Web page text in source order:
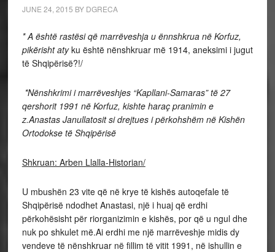
JUNE 24, 2015 BY DGRECA
* A është rastësi që marrëveshja u ënnshkrua në Korfuz,
pikërisht atyku është nënshkruar më 1914, aneksimi i jugut
të Shqipërisë?!/
*Nënshkrimi i marrëveshjes “Kapllani-Samaras” të 27
qershorit 1991 në Korfuz, kishte haraç pranimin e
z.Anastas Janullatosit si drejtues i përkohshëm në Kishën
Ortodokse të Shqipërisë
Shkruan: Arben Llalla-Historian/
U mbushën 23 vite që në krye të kishës autoqefale të
Shqipërisë ndodhet Anastasi, një i huaj që erdhi
përkohësisht për riorganizimin e kishës, por që u ngul dhe
nuk po shkulet më.Ai erdhi me një marrëveshje midis dy
vendeve të nënshkruar në fillim të vitit 1991, në ishullin e